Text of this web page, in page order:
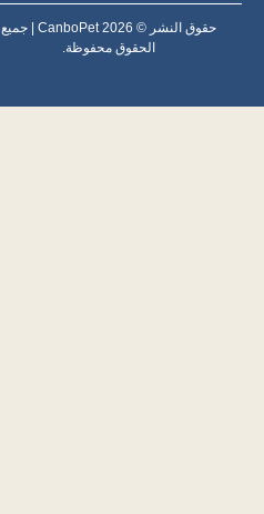
حقوق النشر © 2026 CanboPet | جميع
الحقوق محفوظة.